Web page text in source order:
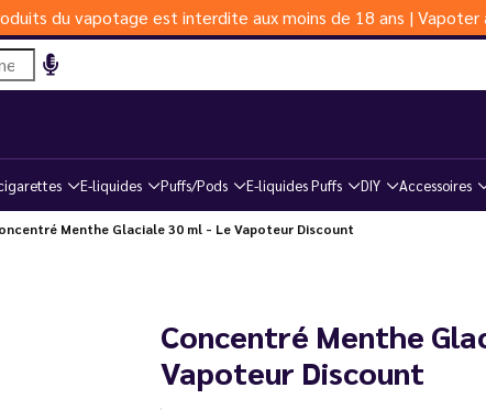
du vapotage est interdite aux moins de 18 ans |
E-liquides Puffs/Pods E-liquides Puffs DIY Accessoires
Menthe Glaciale 30 ml - Le Vapoteur Discount
Concentré Menthe
Vapoteur Discount